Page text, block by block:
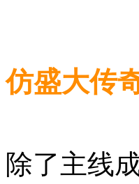
仿盛大传
除了主线